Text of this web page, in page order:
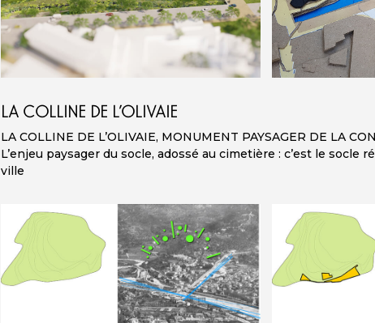
LA COLLINE DE L’OLIVAIE
LA COLLINE DE L’OLIVAIE, MONUMENT PAYSAGER DE LA
L’enjeu paysager du socle, adossé au cimetière : c’est le socle
ville